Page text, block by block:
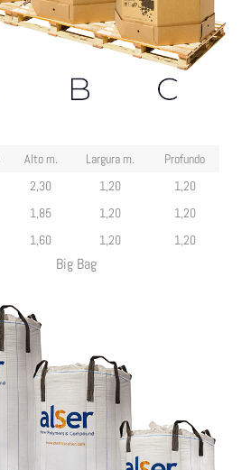
Alto m. Largura m.
Profundo
2,30 1,20
1,20
1,85 1,20
1,20
1,60 1,20 1,20
Big Bag